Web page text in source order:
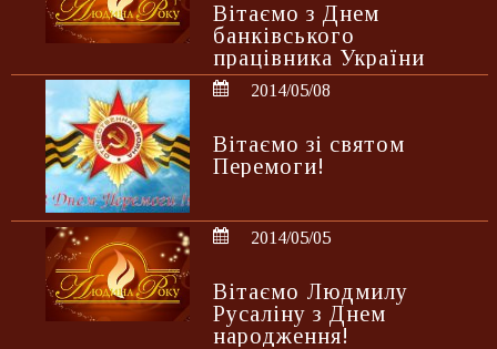
Вітаємо з Днем
банківського
працівника України
2014/05/08
Вітаємо зі святом
Перемоги!
2014/05/05
Вітаємо Людмилу
Русаліну з Днем
народження!